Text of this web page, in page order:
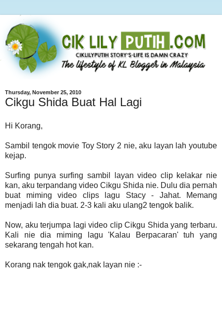
Thursday, November 25, 2010
Cikgu Shida Buat Hal Lagi
Hi Korang,
Sambil tengok movie Toy Story 2 nie, aku layan lah youtube
kejap.
Surfing punya surfing sambil layan video clip kelakar nie
kan, aku terpandang video Cikgu Shida nie. Dulu dia pernah
buat miming video clips lagu Stacy - Jahat. Memang
menjadi lah dia buat. 2-3 kali aku ulang2 tengok balik.
Now, aku terjumpa lagi video clip Cikgu Shida yang terbaru.
Kali nie dia miming lagu 'Kalau Berpacaran' tuh yang
sekarang tengah hot kan.
Korang nak tengok gak,nak layan nie :-